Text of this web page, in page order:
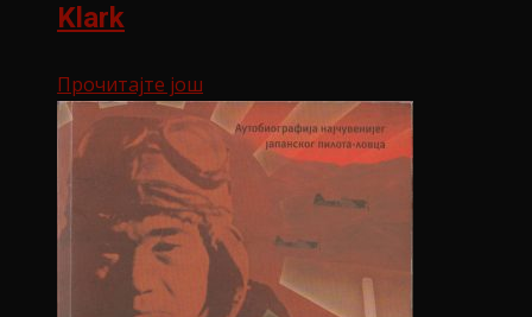
Klark
Прочитајте још